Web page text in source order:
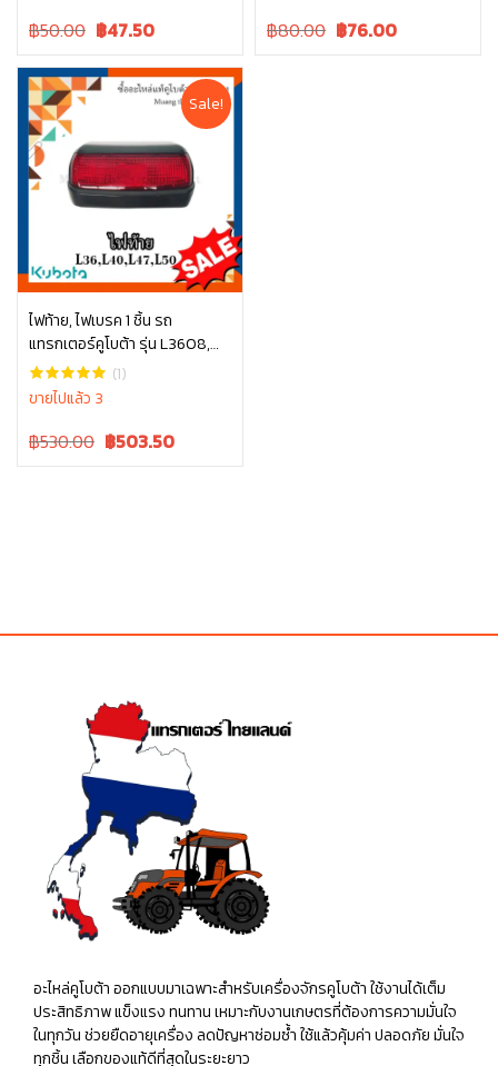
Original
was:
฿50.00.
฿50.00 Current
is:
฿50.00.
฿47.50
Original
฿80.00 Current
฿76.00
Sale!
ไฟท้าย, ไฟเบรค 1 ชิ้น รถ
แทรกเตอร์คูโบต้า รุ่น L3608,
L4018, L4708, L5018 tc422-
30030
(1)
ขายไปแล้ว 3
Original
฿530.00 Current
฿503.50
หยิบใส่ตะกร้า
อะไหล่คูโบต้า ออกแบบมาเฉพาะสำหรับเครื่องจักรคูโบต้า ใช้งานได้เต็ม
ประสิทธิภาพ แข็งแรง ทนทาน เหมาะกับงานเกษตรที่ต้องการความมั่นใจ
ในทุกวัน ช่วยยืดอายุเครื่อง ลดปัญหาซ่อมซ้ำ ใช้แล้วคุ้มค่า ปลอดภัย มั่นใจ
ทุกชิ้น เลือกของแท้ดีที่สุดในระยะยาว